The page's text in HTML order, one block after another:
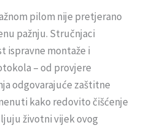
pilom nije pretjerano
pažnju. Stručnjaci
ispravne montaže i
– od provjere
odgovarajuće zaštitne
kako redovito čišćenje
životni vijek ovog